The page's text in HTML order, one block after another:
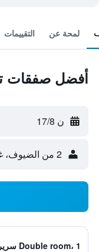
لمحة عن التقييمات
أفضل صفقات
ن 17/8
2 من الضيوف، غرفة واحدة
Double room، 1 سرير مزدوج